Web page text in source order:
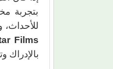
بتجربة
للأحداث، ومنذ الخميس 2 يوليو،
Films
بالإدراك